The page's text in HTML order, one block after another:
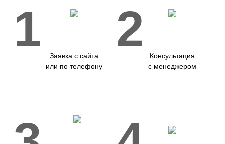
1
Заявка с сайта
или по телефону
2
Консультация
с менеджером